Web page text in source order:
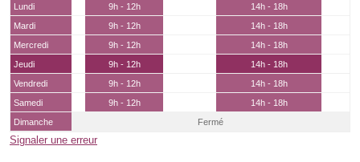
Lundi 9h - 12h
14h - 18h
Mardi
9h - 12h
14h - 18h
Mercredi
9h - 12h
14h - 18h
Jeudi
9h - 12h
14h - 18h
Vendredi
9h - 12h
14h - 18h
Samedi
9h - 12h
14h - 18h
Dimanche
Fermé
Signaler une erreur